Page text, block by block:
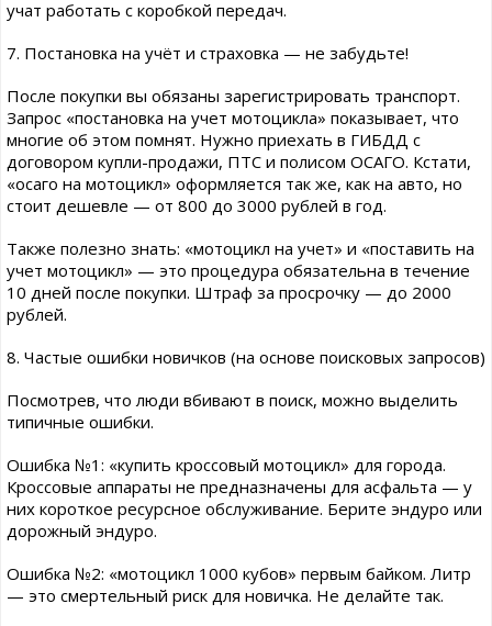
учат работать с коробкой передач.
7. Постановка на учёт и страховка — не забудьте!
После покупки вы обязаны зарегистрировать транспорт.
Запрос «постановка на учет мотоцикла» показывает, что
многие об этом помнят. Нужно приехать в ГИБДД с
договором купли-продажи, ПТС и полисом ОСАГО. Кстати,
«осаго на мотоцикл» оформляется так же, как на авто, но
стоит дешевле — от 800 до 3000 рублей в год.
Также полезно знать: «мотоцикл на учет» и «поставить на
учет мотоцикл» — это процедура обязательна в течение
10 дней после покупки. Штраф за просрочку — до 2000
рублей.
8. Частые ошибки новичков (на основе поисковых запросов)
Посмотрев, что люди вбивают в поиск, можно выделить
типичные ошибки.
Ошибка №1: «купить кроссовый мотоцикл» для города.
Кроссовые аппараты не предназначены для асфальта — у
них короткое ресурсное обслуживание. Берите эндуро или
дорожный эндуро.
Ошибка №2: «мотоцикл 1000 кубов» первым байком. Литр
— это смертельный риск для новичка. Не делайте так.